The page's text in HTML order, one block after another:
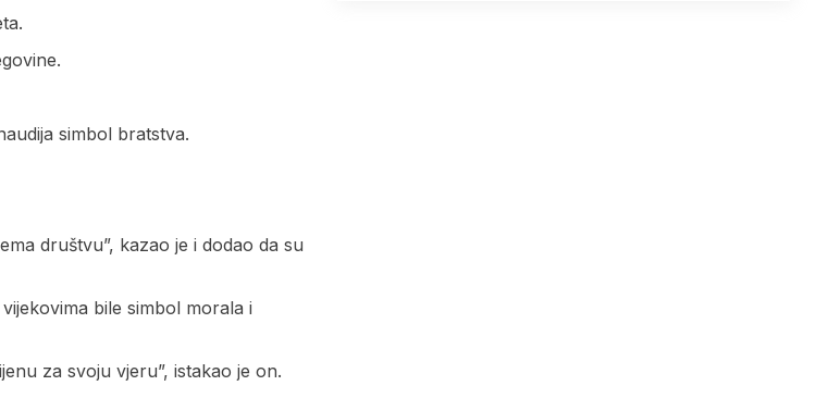
simbol bratstva.
društvu”, kazao je i dodao da su
bile simbol morala i
za svoju vjeru”, istakao je on.